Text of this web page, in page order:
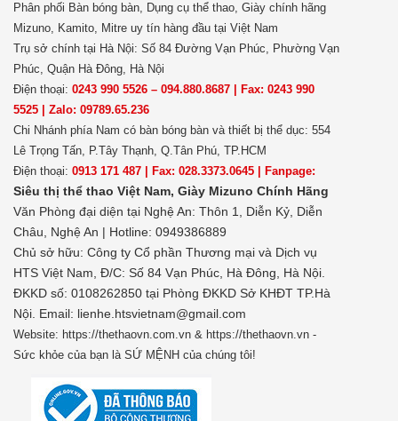
Phân phối Bàn bóng bàn, Dụng cụ thể thao, Giày chính hãng
Mizuno, Kamito, Mitre uy tín hàng đầu tại Việt Nam
Trụ sở chính tại Hà Nội: Số 84 Đường Vạn Phúc, Phường Vạn
Phúc, Quận Hà Đông, Hà Nội
Điện thoại: 0243 990 5526 – 094.880.8687 | Fax: 0243 990
5525 | Zalo: 09789.65.236
Chi Nhánh phía Nam có bàn bóng bàn và thiết bị thể dục: 554
Lê Trọng Tấn, P.Tây Thạnh, Q.Tân Phú, TP.HCM
Điện thoại: 0913 171 487 | Fax: 028.3373.0645 | Fanpage:
Siêu thị thể thao Việt Nam, Giày Mizuno Chính Hãng
Văn Phòng đại diện tại Nghệ An: Thôn 1, Diễn Kỷ, Diễn
Châu, Nghệ An | Hotline: 0949386889
Chủ sở hữu: Công ty Cổ phần Thương mại và Dịch vụ
HTS Việt Nam, Đ/C: Số 84 Vạn Phúc, Hà Đông, Hà Nội.
ĐKKD số: 0108262850 tại Phòng ĐKKD Sở KHĐT TP.Hà
Nội. Email: lienhe.htsvietnam@gmail.com
Website: https://thethaovn.com.vn & https://thethaovn.vn -
Sức khỏe của bạn là SỨ MỆNH của chúng tôi!